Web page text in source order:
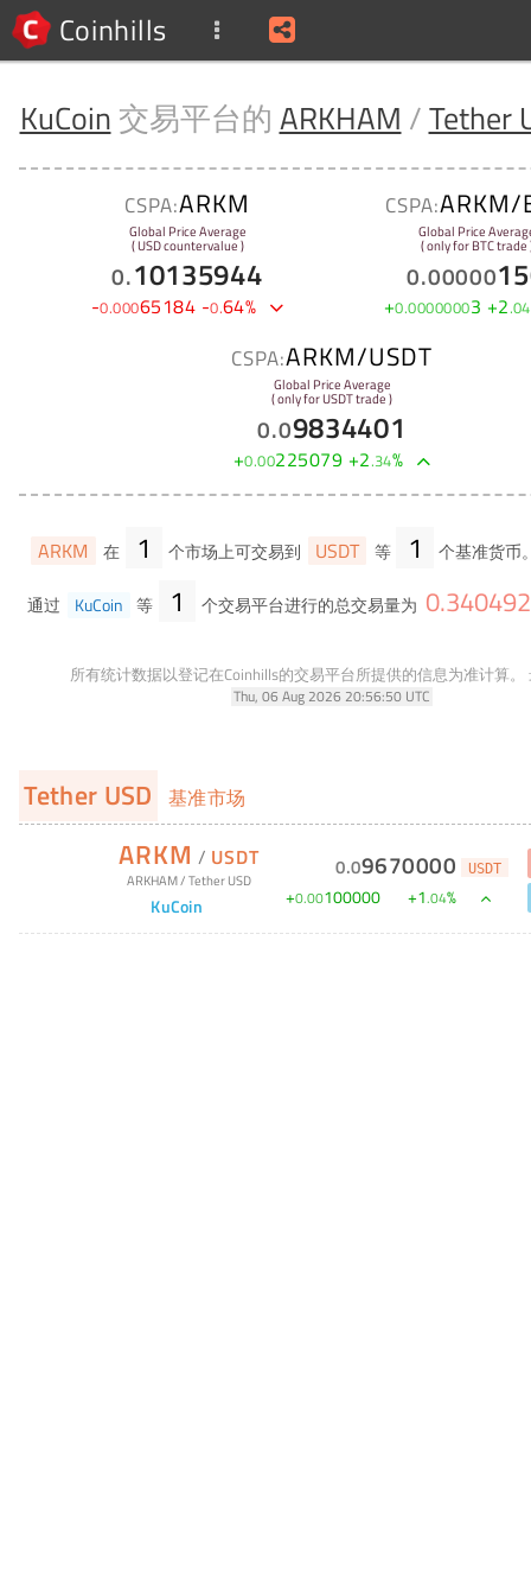
Coinhills
KuCoin 交易平台的 ARKHAM /Tether
CSPA:ARKM
Global Price Average
( USD countervalue )
0.10135944
-0.00065184 -0.64%
CSPA:ARKM/
Global Price
( only for BTC trade
0.00000
+0.00000003 +2.04
CSPA:ARKM/USDT
Global Price Average
( only for USDT trade )
0.09834401
+0.00225079 +2.34%
ARKM 在 1 个市场上可交易到 USDT 等 1 个基准货币
通过 KuCoin 等 1 个交易平台进行的总交易量为 0.
所有统计数据以登记在Coinhills的交易平台所提供的信息为准计算。
Thu, 06 Aug 2026 20:56:50 UTC
Tether USD 基准市场
ARKM / USDT
ARKHAM/Tether USD
KuCoin
0.09670000 USDT
+0.00100000 +1.04%